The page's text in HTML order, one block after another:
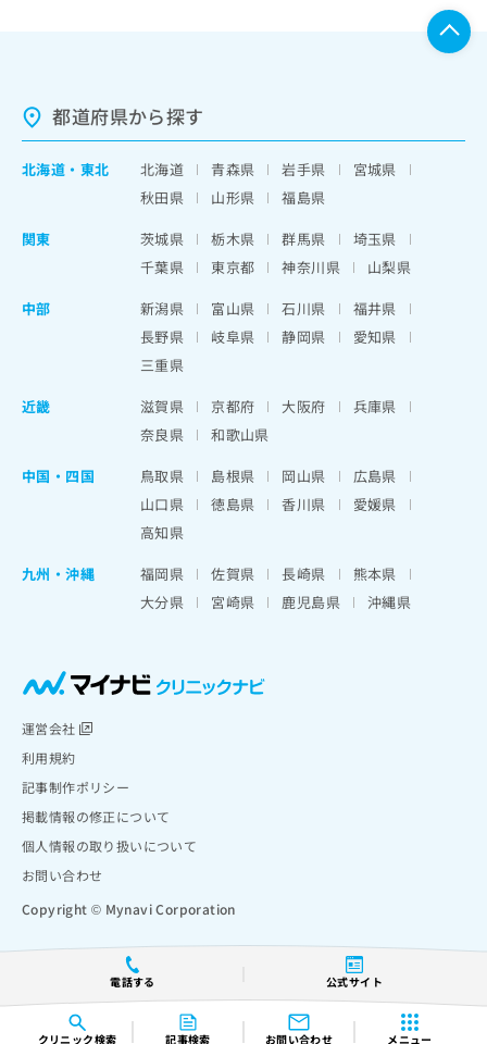
クリニック検索 記事検索 お問い合わせ メニュー
電話する 公式サイト
都道府県から探す
北海道 ・ 東北 北海道 青森県 岩手県
宮城県
秋田県
山形県
福島県
関東
茨城県 栃木県 群馬県
埼玉県
千葉県
東京都 神奈川県
山梨県
中部
新潟県 富山県 石川県
福井県
長野県
岐阜県 静岡県
愛知県
三重県
近畿
滋賀県 京都府 大阪府
兵庫県
奈良県
和歌山県
中国・四国
鳥取県 島根県 岡山県
広島県
山口県
徳島県 香川県
愛媛県
高知県
九州・沖縄
福岡県 佐賀県 長崎県
熊本県
大分県
宮崎県 鹿児島県 沖縄県
運営会社
利用規約
記事制作ポリシー
掲載情報の修正について
個人情報の取り扱いについて
お問い合わせ
Copyright © Mynavi Corporation